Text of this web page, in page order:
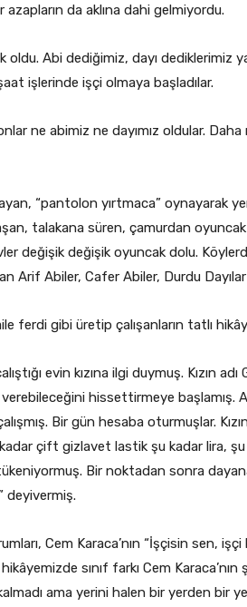
da aklına dahi gelmiyordu.
oldu. Abi dediğimiz, dayı dediklerimiz
işlerinde işçi olmaya başladılar.
ne abimiz ne dayımız oldular.
“pantolon yırtmaca” oynayarak
talakana süren, çamurdan
değişik değişik oyuncak dolu.
Arif Abiler, Cafer Abiler, Durdu
ferdi gibi üretip çalışanların tatlı
evin kızına ilgi duymuş. Kızın adı
verebileceğini hissettirmeye başlamış.
Bir gün hesaba oturmuşlar.
kadar çift gizlavet lastik şu kadar lira,
Bir noktadan sonra
deyivermiş.
Cem Karaca’nın “İşçisin sen,
sınıf farkı Cem Karaca’nın
ama yerini halen bir yerden bir